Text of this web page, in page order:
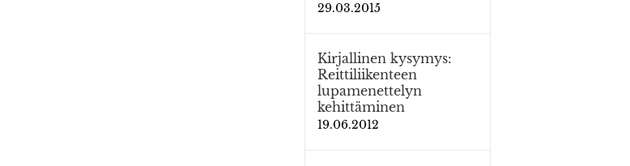
29.03.2015
Kirjallinen kysymys:
Reittiliikenteen
lupamenettelyn
kehittäminen
19.06.2012